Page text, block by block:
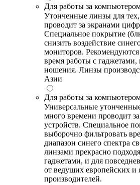
Для работы за
Утонченные линзы для
проводит за экранами
Специальное покрытие
снизить воздействие
мониторов.
время работы с гаджетами,
ношения. Линзы
Азии
Для работы за
Универсальные
много времени проводит
устройств. Специальное
выборочно фильтровать
диапазон синего спектра
линзами прекрасно
гаджетами, и для
от ведущих европейских и
производителей.